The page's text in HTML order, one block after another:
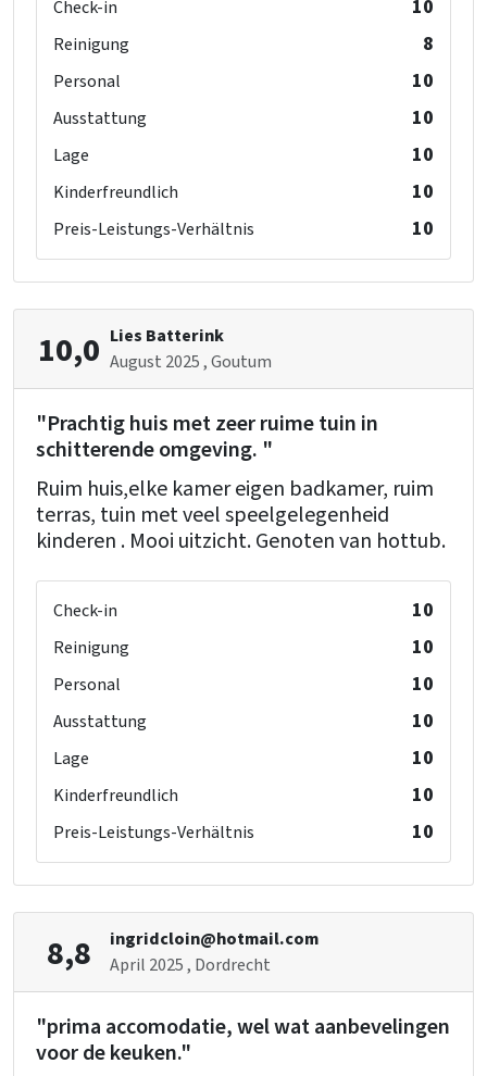
Check-in 10
Reinigung 8
Personal 10
Ausstattung 10
Lage 10
Kinderfreundlich 10
Preis-Leistungs-Verhältnis 10
10,0 Lies Batterink
August 2025, Goutum
"Prachtig huis met zeer ruime tuin in
schitterende omgeving. "
Ruim huis,elke kamer eigen badkamer, ruim
terras, tuin met veel speelgelegenheid
kinderen . Mooi uitzicht. Genoten van hottub.
Check-in 10
Reinigung 10
Personal 10
Ausstattung 10
Lage 10
Kinderfreundlich 10
Preis-Leistungs-Verhältnis 10
8,8
ingridcloin@hotmail.com
April 2025, Dordrecht
"prima accomodatie, wel wat aanbevelingen
voor de keuken."